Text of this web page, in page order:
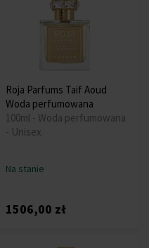
Roja Parfums Taif Aoud
Woda perfumowana
100ml - Woda perfumowana
- Unisex
Na stanie
1506,00 zł